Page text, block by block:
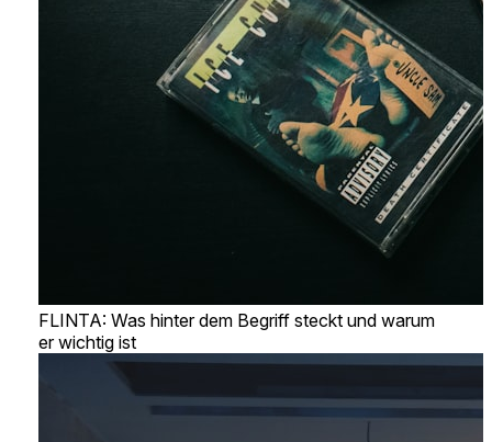
FLINTA: Was hinter dem Begriff steckt und warum
er wichtig ist